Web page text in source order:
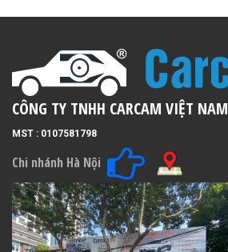
CÔNG TY TNHH CARCAM VIỆT NAM
MST : 0107581798
Chi nhánh Hà Nội